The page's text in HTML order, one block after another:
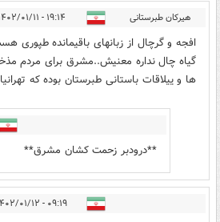
هیرکان طبرستانی ۱۹:۱۴ - ۱۴۰۲/۰۱/۱۱
افجه و گرچال از زبانهای باقیمانده
گیاه چال نداره معنیش..مشرق برای مردم
ها و ییلاقات باستانی طبرستان بوده که
**درودبر زحمت کشان مشرق**
۰۹:۱۹ - ۱۴۰۲/۰۱/۱۲